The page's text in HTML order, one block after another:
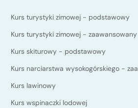
Kurs turystyki zimowej - podstawowy
Kurs turystyki zimowej - zaawansowany
Kurs skiturowy - podstawowy
Kurs narciarstwa wysokogórskiego -
Kurs lawinowy
Kurs wspinaczki lodowej